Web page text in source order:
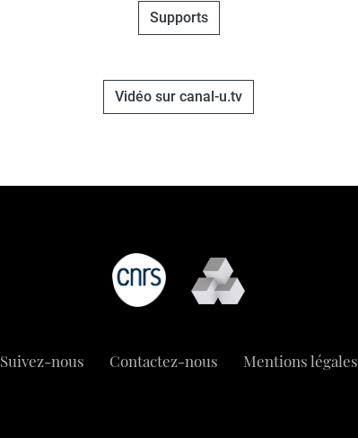
Supports
Vidéo sur canal-u.tv
Suivez-nous Contactez-nous Mentions légales